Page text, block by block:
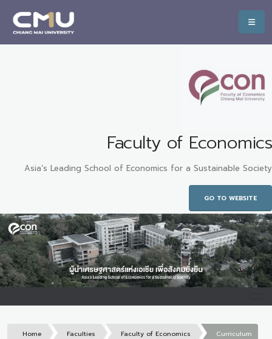
Faculty of Economics
Asia’s Leading School of Economics for a Sustainable Society
GO TO WEBSITE
Home Faculties Faculty of Economics Curriculum